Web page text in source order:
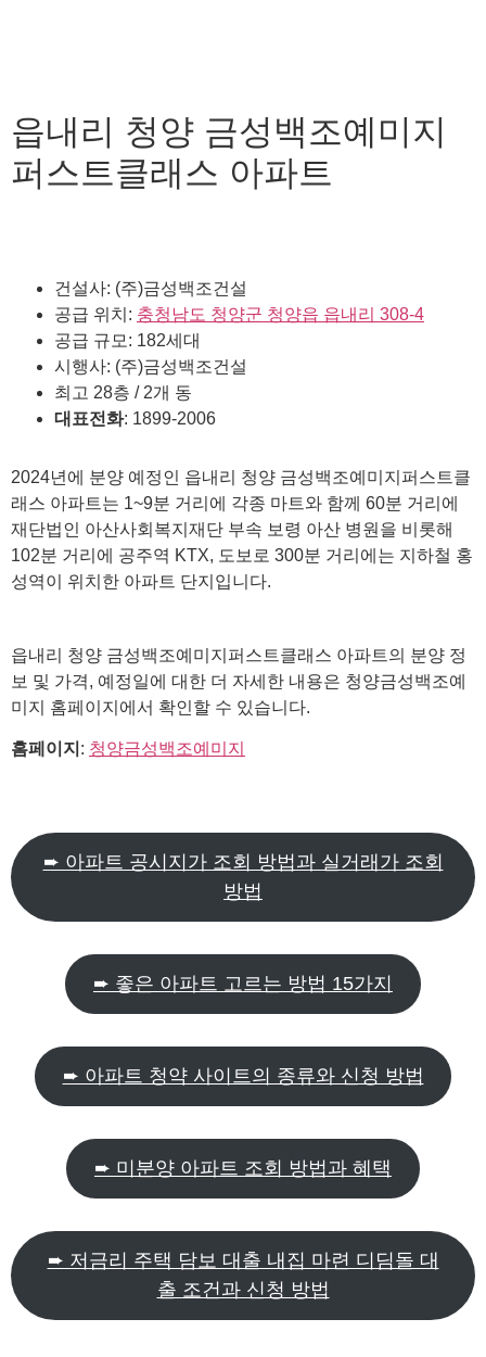
읍내리 청양 금성백조예미지
퍼스트클래스 아파트
건설사: (주)금성백조건설
공급 위치: 충청남도 청양군 청양읍 읍내리 308-4
공급 규모: 182세대
시행사: (주)금성백조건설
최고 28층 / 2개 동
대표전화: 1899-2006
2024년에 분양 예정인 읍내리 청양 금성백조예미지퍼스트클
래스 아파트는 1~9분 거리에 각종 마트와 함께 60분 거리에
재단법인 아산사회복지재단 부속 보령 아산 병원을 비롯해
102분 거리에 공주역 KTX, 도보로 300분 거리에는 지하철 홍
성역이 위치한 아파트 단지입니다.
읍내리 청양 금성백조예미지퍼스트클래스 아파트의 분양 정
보 및 가격, 예정일에 대한 더 자세한 내용은 청양금성백조예
미지 홈페이지에서 확인할 수 있습니다.
홈페이지 : 청양금성백조예미지
➨ 아파트 공시지가 조회 방법과 실거래가 조회
방법
➨ 좋은 아파트 고르는 방법 15가지
➨ 아파트 청약 사이트의 종류와 신청 방법
➨ 미분양 아파트 조회 방법과 혜택
➨ 저금리 주택 담보 대출 내집 마련 디딤돌 대
출 조건과 신청 방법